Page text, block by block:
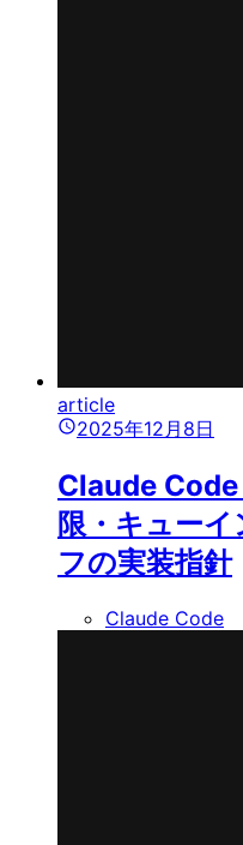
article
2025年12月8日
Claude Code
限・キュー
フの実装指針
Claude Code